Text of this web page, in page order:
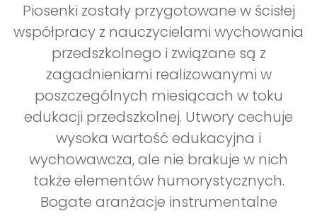
Piosenki zostały przygotowane w ścisłej
współpracy z nauczycielami wychowania
przedszkolnego i związane są z
zagadnieniami realizowanymi w
poszczególnych miesiącach w toku
edukacji przedszkolnej. Utwory cechuje
wysoka wartość edukacyjna i
wychowawcza, ale nie brakuje w nich
także elementów humorystycznych.
Bogate aranżacje instrumentalne